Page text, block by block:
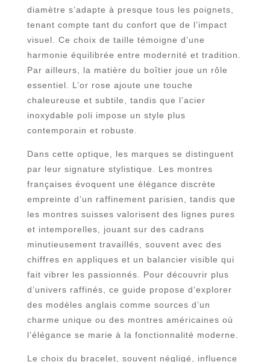
diamètre s’adapte à presque tous les poignets,
tenant compte tant du confort que de l’impact
visuel. Ce choix de taille témoigne d’une
harmonie équilibrée entre modernité et tradition.
Par ailleurs, la matière du boîtier joue un rôle
essentiel. L’or rose ajoute une touche
chaleureuse et subtile, tandis que l’acier
inoxydable poli impose un style plus
contemporain et robuste.
Dans cette optique, les marques se distinguent
par leur signature stylistique. Les montres
françaises évoquent une élégance discrète
empreinte d’un raffinement parisien, tandis que
les montres suisses valorisent des lignes pures
et intemporelles, jouant sur des cadrans
minutieusement travaillés, souvent avec des
chiffres en appliques et un balancier visible qui
fait vibrer les passionnés. Pour découvrir plus
d’univers raffinés, ce guide propose d’explorer
des modèles anglais comme sources d’un
charme unique ou des montres américaines où
l’élégance se marie à la fonctionnalité moderne.
Le choix du bracelet, souvent négligé, influence